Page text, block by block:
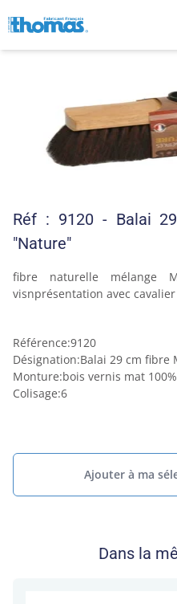
Accueil
Réf : 9120 - Balai
"Nature"
fibre naturelle mélange
visnprésentation avec cavalier
Référence:9120
Désignation:Balai 29 cm fibre
Monture:bois vernis mat 100%
Colisage:6
Ajouter à ma
Dans la